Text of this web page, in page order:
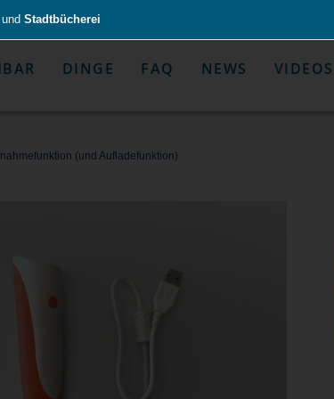
und Stadtbücherei
DINGE
& Altagshelfer
selbst in die Hand.
FAQ NEWS VIDEOS
(und Aufladefunktion)